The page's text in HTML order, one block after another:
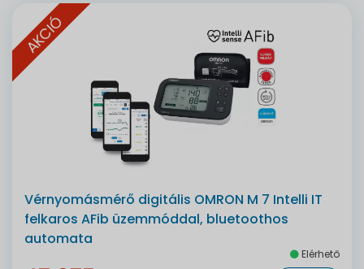
AKCIÓ
Vérnyomásmérő digitális OMRON M 7 Intelli IT
felkaros AFib üzemmóddal, bluetoothos
automata
Elérhető